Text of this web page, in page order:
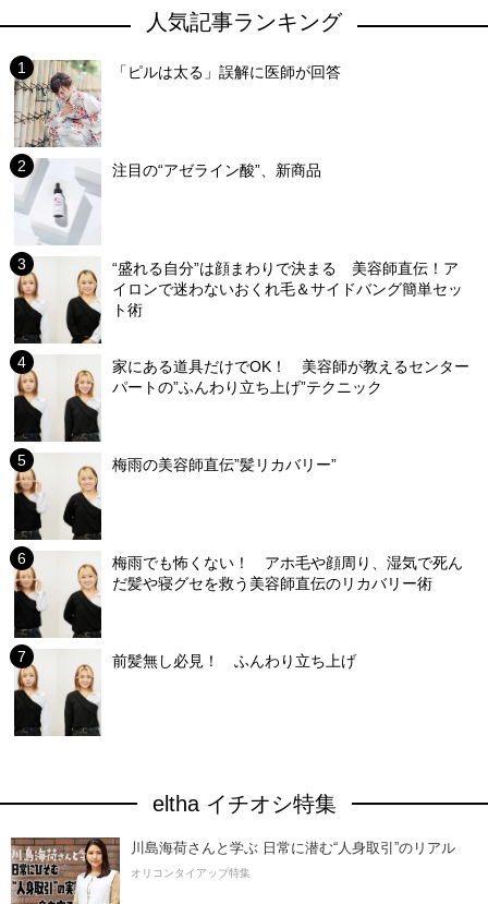
人気記事ランキング
「ピルは太る」誤解に医師が回答
注目の“アゼライン酸”、新商品
“盛れる自分”は顔まわりで決まる 美容師直伝！ア
イロンで迷わないおくれ毛＆サイドバング簡単セッ
ト術
家にある道具だけでOK！ 美容師が教えるセンター
パートの”ふんわり立ち上げ”テクニック
梅雨の美容師直伝”髪リカバリー”
梅雨でも怖くない！ アホ毛や顔周り、湿気で死ん
だ髪や寝グセを救う美容師直伝のリカバリー術
前髪無し必見！ ふんわり立ち上げ
eltha イチオシ特集
川島海荷さんと学ぶ 日常に潜む“人身取引”のリアル
オリコンタイアップ特集